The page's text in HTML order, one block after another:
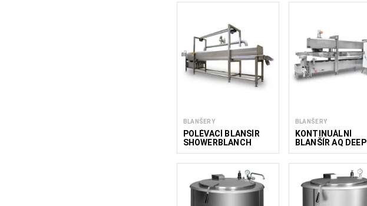
BLANŠERY
POLÉVACÍ BLANŠÍR
SHOWERBLANCH
BLANŠERY
KONTINUÁLNÍ
BLANŠÍR AQ DEEP